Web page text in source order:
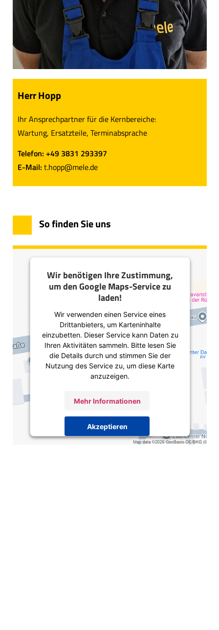
Herr Hopp
Ihr Ansprechpartner für die Kernbereiche:
Wartung, Ersatzteile, Terminabsprache
Telefon: +49 3831 293397
E-Mail: t.hopp@mele.de
So finden Sie uns
Wir benötigen Ihre Zustimmung,
um den Google Maps-Service zu
laden!
Wir verwenden einen Service eines
Drittanbieters, um Karteninhalte
einzubetten. Dieser Service kann Daten zu
Ihren Aktivitäten sammeln. Bitte lesen Sie
die Details durch und stimmen Sie der
Nutzung des Service zu, um diese Karte
anzuzeigen.
Mehr Informationen
Akzeptieren
Usercentrics Consent